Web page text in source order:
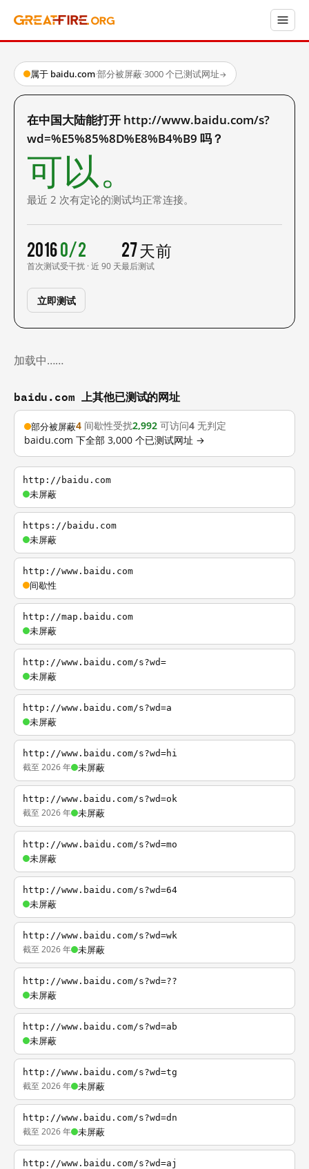
属于 baidu.com·部分被屏蔽·3000 个已测试网址→
在中国大陆能打开 http://www.baidu.com/s?
wd=%E5%85%8D%E8%B4%B9 吗？
可以。
最近 2 次有定论的测试均正常连接。
2016
首次测试
0/2
受干扰 · 近 90 天
27 天前
最后测试
立即测试
加载中……
baidu.com 上其他已测试的网址
部分被屏蔽4 间歇性受扰2,992 可访问4 无判定
baidu.com 下全部 3,000 个已测试网址 →
http://baidu.com
未屏蔽
https://baidu.com
未屏蔽
http://www.baidu.com
间歇性
http://map.baidu.com
未屏蔽
http://www.baidu.com/s?wd=
未屏蔽
http://www.baidu.com/s?wd=a
未屏蔽
http://www.baidu.com/s?wd=hi
截至 2026 年 未屏蔽
http://www.baidu.com/s?wd=ok
截至 2026 年 未屏蔽
http://www.baidu.com/s?wd=mo
未屏蔽
http://www.baidu.com/s?wd=64
未屏蔽
http://www.baidu.com/s?wd=wk
截至 2026 年 未屏蔽
http://www.baidu.com/s?wd=??
未屏蔽
http://www.baidu.com/s?wd=ab
未屏蔽
http://www.baidu.com/s?wd=tg
截至 2026 年 未屏蔽
http://www.baidu.com/s?wd=dn
截至 2026 年 未屏蔽
http://www.baidu.com/s?wd=aj